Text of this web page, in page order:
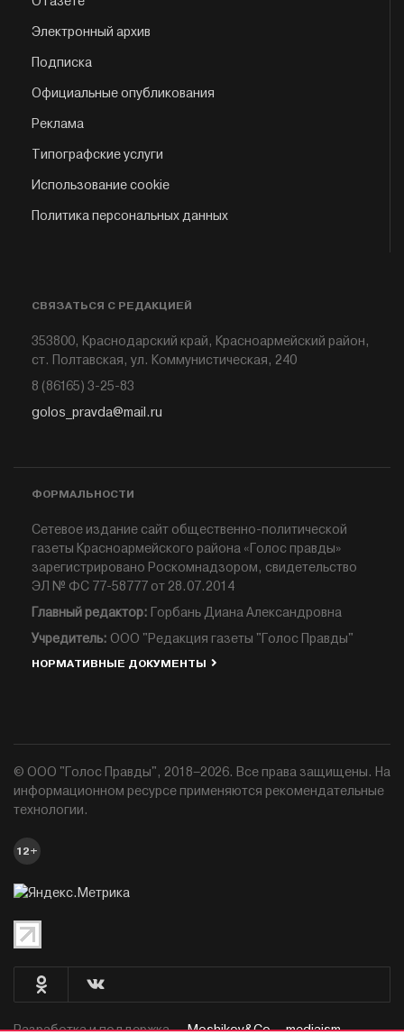
Электронный архив
Подписка
Официальные опубликования
Реклама
Типографские услуги
Использование cookie
Политика персональных данных
СВЯЗАТЬСЯ С РЕДАКЦИЕЙ
353800, Краснодарский край, Красноармейский район,
ст. Полтавская, ул. Коммунистическая, 240
8 (86165) 3-25-83
golos_pravda@mail.ru
ФОРМАЛЬНОСТИ
Сетевое издание сайт общественно-политической
газеты Красноармейского района «Голос правды»
зарегистрировано Роскомнадзором, свидетельство
ЭЛ № ФС 77-58777 от 28.07.2014
Главный редактор: Горбань Диана Александровна
Учредитель: ООО "Редакция газеты "Голос Правды"
НОРМАТИВНЫЕ ДОКУМЕНТЫ
© ООО "Голос Правды", 2018–2026. Все права защищены. На
информационном ресурсе применяются рекомендательные
технологии.
12+
Разработка и поддержка —Moshikov&Co. - mediaism.